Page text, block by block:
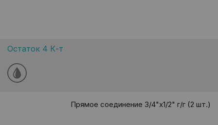
Остаток 4 К-т
Прямое соединение 3/4"х1/2" г/г (2 шт.)